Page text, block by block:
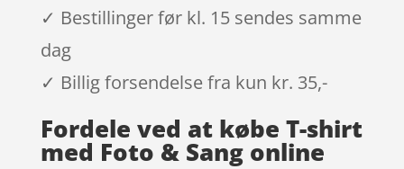
✓ Bestillinger før kl. 15 sendes samme
dag
✓ Billig forsendelse fra kun kr. 35,-
Fordele ved at købe T-shirt
med Foto & Sang online